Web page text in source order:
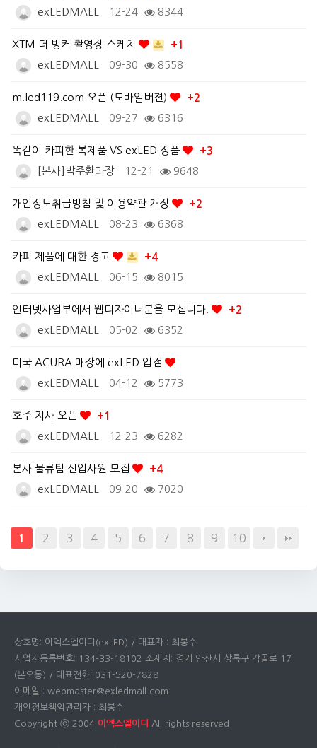
exLEDMALL
12-24 8344
XTM 더 벙커 촬영장 스케치
+1
exLEDMALL
09-30 8558
m.led119.com 오픈 (모바일버젼)
+2
exLEDMALL
09-27 6316
똑같이 카피한 복제품 VS exLED 정품
+3
[본사]박주환과장
12-21 9648
개인정보취급방침 및 이용약관 개정
+2
exLEDMALL
08-23 6368
카피 제품에 대한 경고
+4
exLEDMALL
06-15 8015
인터넷사업부에서 웹디자이너분을 모십니다.
+2
exLEDMALL
05-02 6352
미국 ACURA 매장에 exLED 입점
exLEDMALL
04-12 5773
호주 지사 오픈
+1
exLEDMALL
12-23 6282
본사 물류팀 신입사원 모집
+4
exLEDMALL
09-20 7020
1 2 3 4 5 6 7 8 9 10
상호명: 이엑스엘이디(exLED) / 대표자 : 최봉수
사업자등록번호: 134-33-18102 소재지: 경기 안산시 상록구 각골로 17
(본오동) / 대표전화: 031-520-7828
이메일 : webmaster@exledmall.com
개인정보책임관리자 : 최봉수
Copyright ⓒ 2004 이엑스엘이디 All rights reserved